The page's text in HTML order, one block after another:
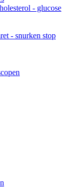
- glucose
- snurken stop